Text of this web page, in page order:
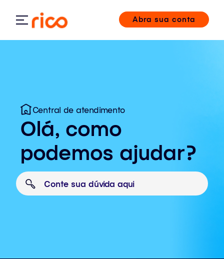
Abra sua conta
Central de atendimento
Olá, como
podemos ajudar?